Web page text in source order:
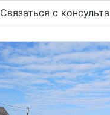
Связаться с